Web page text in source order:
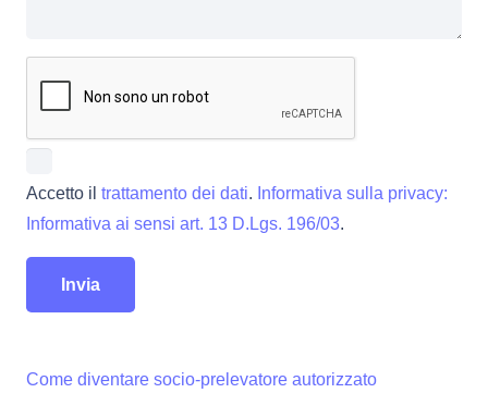
Accetto il trattamento dei dati. Informativa sulla privacy:
Informativa ai sensi art. 13 D.Lgs. 196/03.
Come diventare socio-prelevatore autorizzato